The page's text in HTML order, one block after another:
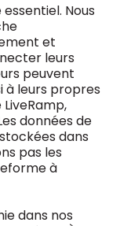
Nous
et
leurs
peuvent
à leurs propres
données de
dans
pas les
à
dans nos